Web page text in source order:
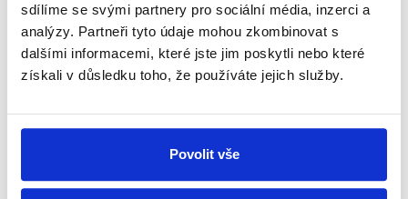
sdílíme se svými partnery pro sociální média, inzerci a
analýzy. Partneři tyto údaje mohou zkombinovat s
dalšími informacemi, které jste jim poskytli nebo které
získali v důsledku toho, že používáte jejich služby.
Povolit vše
z Demagog.cz. Sdílením našich
příspěvků přátelům podpoříte naši
práci.